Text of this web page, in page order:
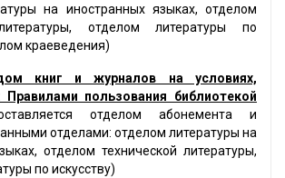
на иностранных языках, отделом
отделом литературы по
краеведения)
книг и журналов на условиях,
Правилами пользования библиотекой
отделом абонемента и
отделами: отделом литературы на
отделом технической литературы,
по искусству)